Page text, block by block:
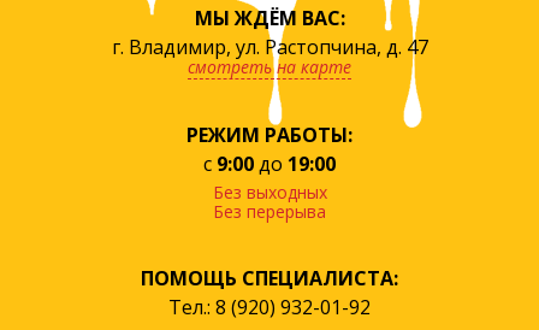
МЫ ЖДЁМ ВАС:
г. Владимир, ул. Растопчина, д. 47
смотреть на карте
РЕЖИМ РАБОТЫ:
с 9:00до 19:00
Без выходных
Без перерыва
ПОМОЩЬ СПЕЦИАЛИСТА:
Тел.: 8 (920) 932-01-92